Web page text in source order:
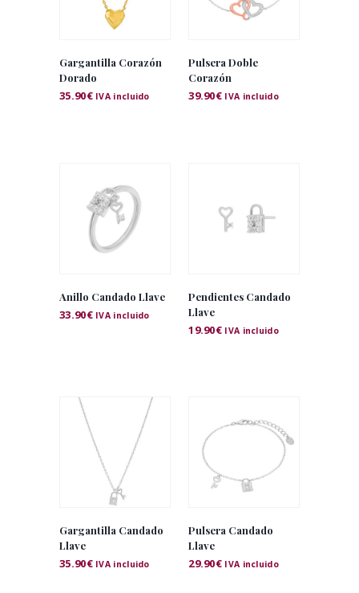
Gargantilla Corazón
Dorado
35.90€ IVA incluido
Pulsera Doble
Corazón
39.90€ IVA incluido
Anillo Candado Llave
33.90€ IVA incluido
Pendientes Candado
Llave
19.90€ IVA incluido
Gargantilla Candado
Llave
35.90€ IVA incluido
Pulsera Candado
Llave
29.90€ IVA incluido